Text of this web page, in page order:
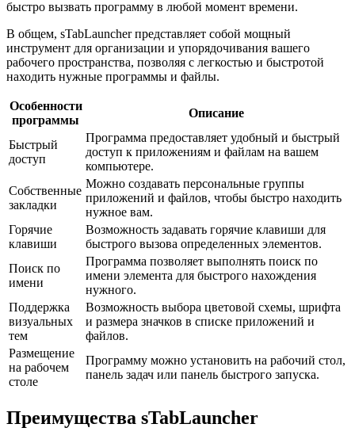
быстро вызвать программу в любой момент времени.
В общем, sTabLauncher представляет собой мощный
инструмент для организации и упорядочивания вашего
рабочего пространства, позволяя с легкостью и быстротой
находить нужные программы и файлы.
Особенности
программы
Описание
Быстрый
доступ
Программа предоставляет удобный и быстрый
доступ к приложениям и файлам на вашем
компьютере.
Собственные
закладки
Можно создавать персональные группы
приложений и файлов, чтобы быстро находить
нужное вам.
Горячие
клавиши
Возможность задавать горячие клавиши для
быстрого вызова определенных элементов.
Поиск по
имени
Программа позволяет выполнять поиск по
имени элемента для быстрого нахождения
нужного.
Поддержка
визуальных
тем
Возможность выбора цветовой схемы, шрифта
и размера значков в списке приложений и
файлов.
Размещение
на рабочем
столе
Программу можно установить на рабочий стол,
панель задач или панель быстрого запуска.
Преимущества sTabLauncher